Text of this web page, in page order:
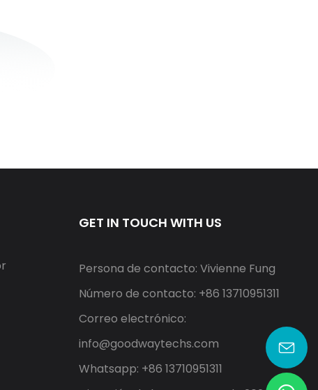
GET IN TOUCH WITH US
Persona de contacto: Vivienne Fung
Número de contacto: +86 13710951311
Correo electrónico:
info@goodwaytechs.com
Whatsapp: +86 13710951311